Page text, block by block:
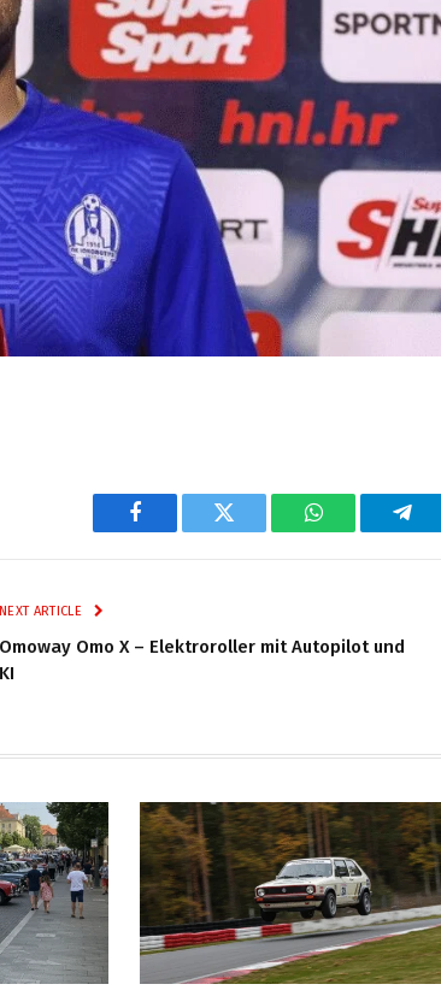
Facebook Twitter WhatsApp
NEXT ARTICLE
Omoway Omo X – Elektroroller mit Autopilot und
KI